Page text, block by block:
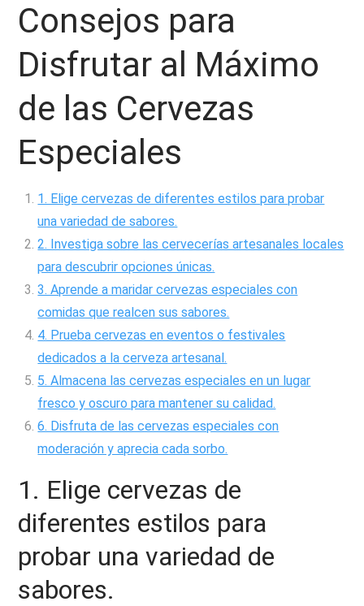
Consejos para
Disfrutar al Máximo
de las Cervezas
Especiales
1. Elige cervezas de diferentes estilos para probar
una variedad de sabores.
2. Investiga sobre las cervecerías artesanales locales
para descubrir opciones únicas.
3. Aprende a maridar cervezas especiales con
comidas que realcen sus sabores.
4. Prueba cervezas en eventos o festivales
dedicados a la cerveza artesanal.
5. Almacena las cervezas especiales en un lugar
fresco y oscuro para mantener su calidad.
6. Disfruta de las cervezas especiales con
moderación y aprecia cada sorbo.
1. Elige cervezas de
diferentes estilos para
probar una variedad de
sabores.